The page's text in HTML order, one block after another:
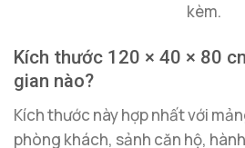
kèm.
Kích thước 120 × 40 × 80
gian nào?
Kích thước này hợp nhất với
phòng khách, sảnh căn hộ,